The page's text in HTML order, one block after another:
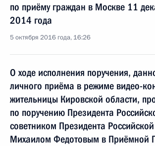
по приёму граждан в Москве 11
2014 года
5 октября 2016 года, 16:26
О ходе исполнения поручения,
личного приёма в режиме видео-
жительницы Кировской области,
по поручению Президента
советником Президента
Михаилом Федотовым в Приёмной